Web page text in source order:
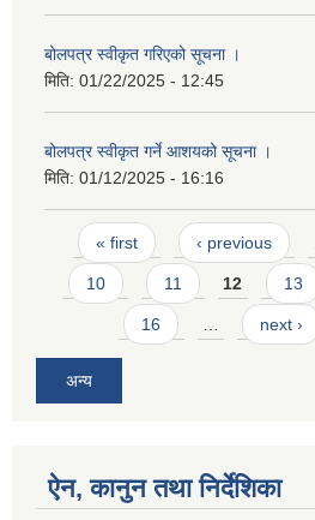
बोलपत्र स्वीकृत गरिएको सूचना ।
मिति: 01/22/2025 - 12:45
बोलपत्र स्वीकृत गर्ने आशयको सूचना ।
मिति: 01/12/2025 - 16:16
Pages
« first ‹ previous
10 11 12 13
16 … next ›
अन्य
ऐन, कानुन तथा निर्देशिका